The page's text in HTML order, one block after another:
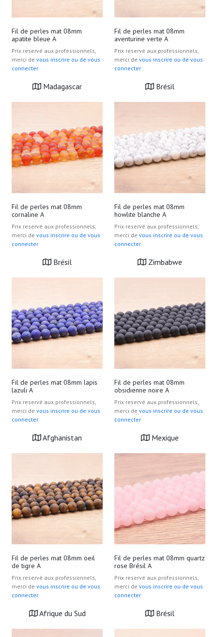
Fil de perles mat 08mm
apatite bleue A
Prix reservé aux professionnels,
merci de vous inscrire ou de vous
connecter
Madagascar
Fil de perles mat 08mm
aventurine verte A
Prix reservé aux professionnels,
merci de vous inscrire ou de vous
connecter
Brésil
Fil de perles mat 08mm
cornaline A
Prix reservé aux professionnels,
merci de vous inscrire ou de vous
connecter
Brésil
Fil de perles mat 08mm
howlite blanche A
Prix reservé aux professionnels,
merci de vous inscrire ou de vous
connecter
Zimbabwe
Fil de perles mat 08mm lapis
lazuli A
Prix reservé aux professionnels,
merci de vous inscrire ou de vous
connecter
Afghanistan
Fil de perles mat 08mm
obsidienne noire A
Prix reservé aux professionnels,
merci de vous inscrire ou de vous
connecter
Mexique
Fil de perles mat 08mm oeil
de tigre A
Prix reservé aux professionnels,
merci de vous inscrire ou de vous
connecter
Afrique du Sud
Fil de perles mat 08mm quartz
rose Brésil A
Prix reservé aux professionnels,
merci de vous inscrire ou de vous
connecter
Brésil